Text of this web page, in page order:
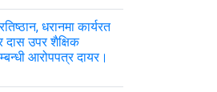
धरानमा कार्यरत
दास उपर शैक्षिक
आरोपपत्र दायर।